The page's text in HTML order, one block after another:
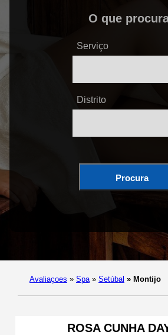
O que
Serviço
Distrito
Procura
Avaliaçoes » Spa » Setúbal » Montijo
ROSA CUNHA